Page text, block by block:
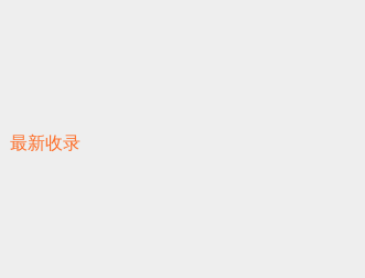
最新收录